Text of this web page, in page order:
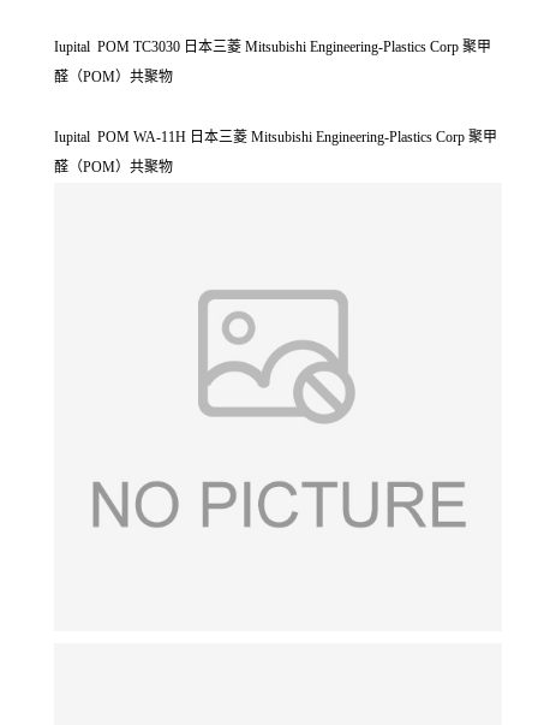
Iupital POM TC3030 日本三菱 Mitsubishi Engineering-Plastics Corp 聚甲
醛（POM）共聚物
Iupital POM WA-11H 日本三菱 Mitsubishi Engineering-Plastics Corp 聚甲
醛（POM）共聚物